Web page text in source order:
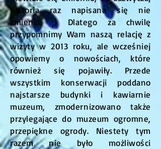
historia raz napisana się nie
zmienia. ;) Dlatego za chwilę
przypomnimy Wam naszą relację z
wizyty w 2013 roku, ale wcześniej
opowiemy o nowościach, które
również się pojawiły. Przede
wszystkim konserwacji poddano
najstarsze budynki i kawiarnie
muzeum, zmodernizowano także
przylegające do muzeum ogromne,
przepiękne ogrody. Niestety tym
razem nie było możliwości